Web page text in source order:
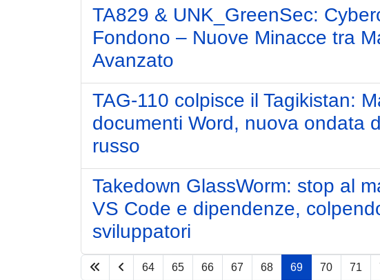
TA829 & UNK_GreenSec:
Fondono – Nuove Minacce tra
Avanzato
TAG-110 colpisce il Tagikistan:
documenti Word, nuova ondata
russo
Takedown GlassWorm: stop al
VS Code e dipendenze,
sviluppatori
64 65 66 67 68 69 70 71